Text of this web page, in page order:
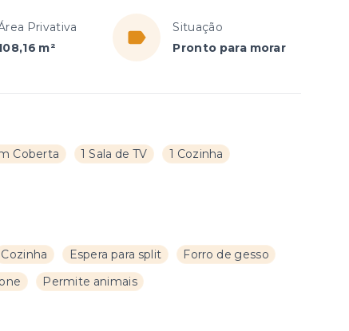
Privativa
m²
Situação
Pronto para morar
Coberta 1 Sala de TV
1 Cozinha
Cozinha Espera para split
Forro de gesso
Permite animais